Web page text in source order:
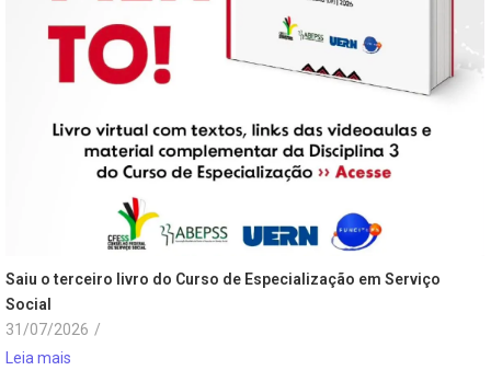
Saiu o terceiro livro do Curso de Especialização em Serviço
Social
31/07/2026 /
Leia mais